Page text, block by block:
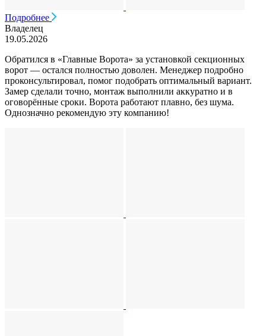
Подробнее
Владелец
19.05.2026
Обратился в «Главные Ворота» за установкой секционных
ворот — остался полностью доволен. Менеджер подробно
проконсультировал, помог подобрать оптимальный вариант.
Замер сделали точно, монтаж выполнили аккуратно и в
оговорённые сроки. Ворота работают плавно, без шума.
Однозначно рекомендую эту компанию!